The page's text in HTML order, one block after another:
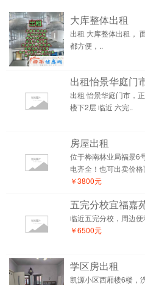
大库整体出租
出租 大库整体出租，
都方便，..
出租怡景华庭门
出租 怡景华庭门市，
楼下2层 临近 六完..
房屋出租
位于桦南林业局福景6
电齐全！也可出卖价格
￥3800元
五完分校宜福嘉
临近五完分校，周边
￥6500元
学区房出租
凯源小区西厢楼6楼，